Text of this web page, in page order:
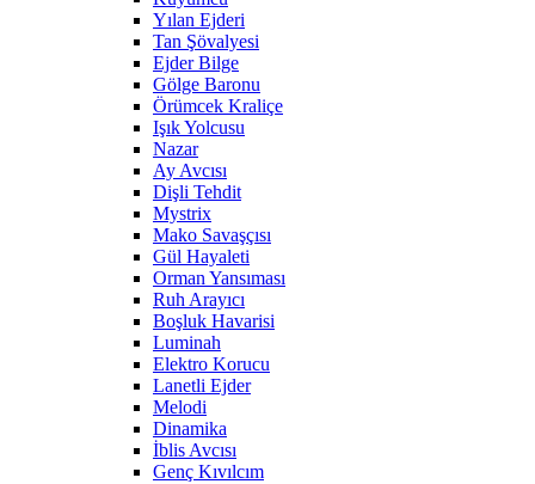
Yılan Ejderi
Tan Şövalyesi
Ejder Bilge
Gölge Baronu
Örümcek Kraliçe
Işık Yolcusu
Nazar
Ay Avcısı
Dişli Tehdit
Mystrix
Mako Savaşçısı
Gül Hayaleti
Orman Yansıması
Ruh Arayıcı
Boşluk Havarisi
Luminah
Elektro Korucu
Lanetli Ejder
Melodi
Dinamika
İblis Avcısı
Genç Kıvılcım